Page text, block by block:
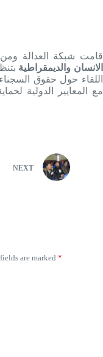
قامت شبکة العدالة
الانسان والديمقراطية
اللقاء حول حقوق
مع المعايير الدولية
NEXT
are marked *